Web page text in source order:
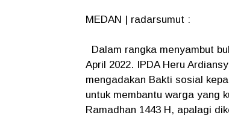
MEDAN | radarsumut :
Dalam rangka menyambut
April 2022. IPDA Heru
mengadakan Bakti sosial
untuk membantu warga yang
Ramadhan 1443 H, apalagi